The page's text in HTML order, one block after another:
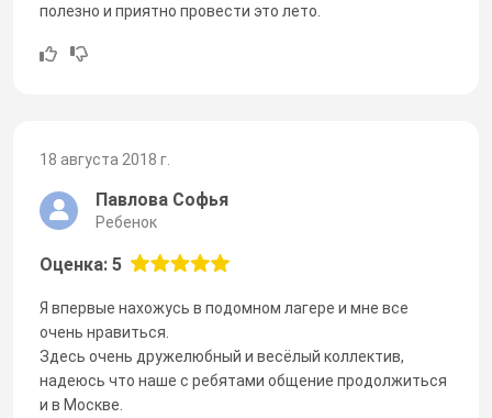
полезно и приятно провести это лето.
18 августа 2018 г.
Павлова Софья
Ребенок
Оценка: 5
Я впервые нахожусь в подомном лагере и мне все
очень нравиться.
Здесь очень дружелюбный и весёлый коллектив,
надеюсь что наше с ребятами общение продолжиться
и в Москве.